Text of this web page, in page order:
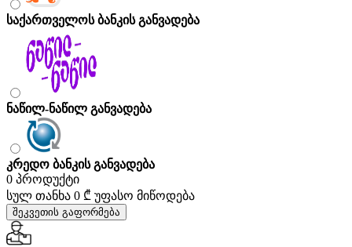
საქართველოს ბანკის განვადება
ნაწილ-ნაწილ განვადება
კრედო ბანკის განვადება
0 პროდუქტი
სულ თანხა 0 ₾ უფასო მიწოდება
შეკვეთის გაფორმება